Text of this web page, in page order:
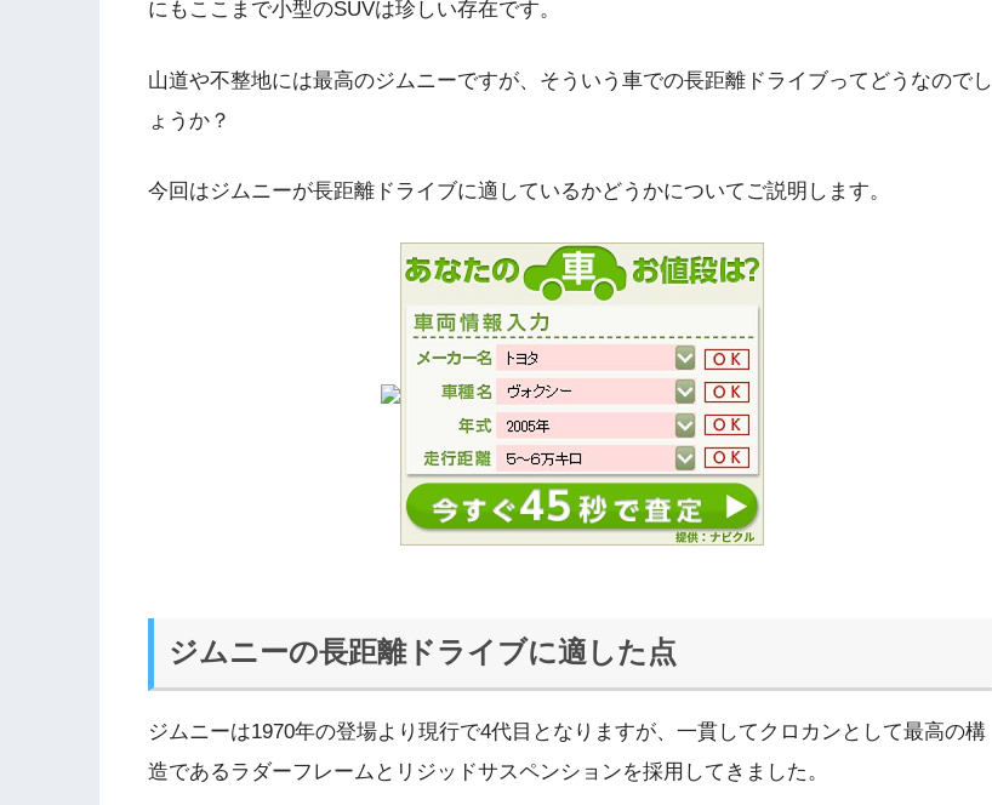
にもここまで小型のSUVは珍しい存在です。
山道や不整地には最高のジムニーですが、そういう車での長距離ドライブってどうなのでし
ょうか？
今回はジムニーが長距離ドライブに適しているかどうかについてご説明します。
ジムニーの長距離ドライブに適した点
ジムニーは1970年の登場より現行で4代目となりますが、一貫してクロカンとして最高の構
造であるラダーフレームとリジッドサスペンションを採用してきました。